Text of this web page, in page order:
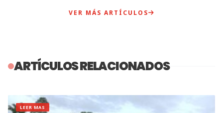
VER MÁS ARTÍCULOS
ARTÍCULOS RELACIONADOS
LEER MAS